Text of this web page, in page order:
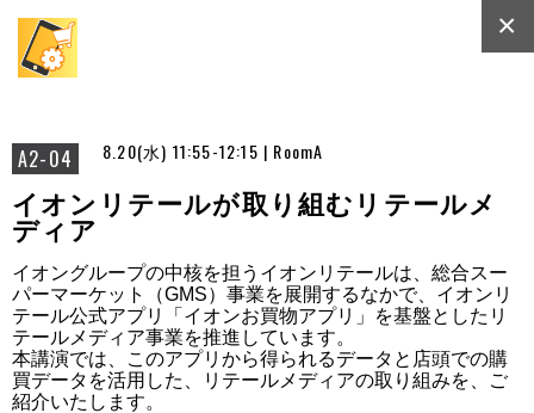
A2-04 8.20(水) 11:55-12:15 | RoomA
×
イオンリテールが取り組むリテールメ
ディア
イオングループの中核を担うイオンリテールは、総合スー
パーマーケット（GMS）事業を展開するなかで、イオンリ
テール公式アプリ「イオンお買物アプリ」を基盤としたリ
テールメディア事業を推進しています。
本講演では、このアプリから得られるデータと店頭での購
買データを活用した、リテールメディアの取り組みを、ご
紹介いたします。